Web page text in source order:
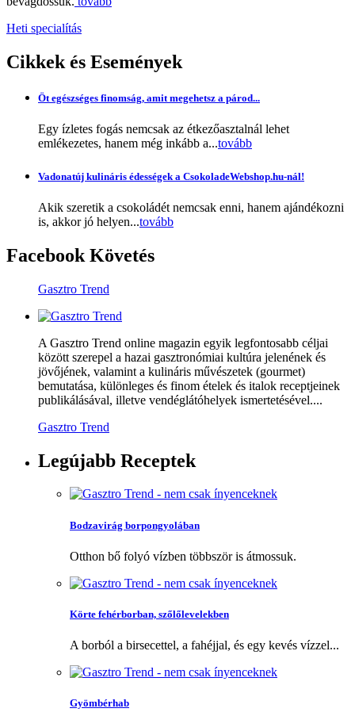
Heti specialítás
Cikkek és Események
Öt egészséges finomság, amit megehetsz a párod...
Egy ízletes fogás nemcsak az étkezőasztalnál lehet
emlékezetes, hanem még inkább a...tovább
Vadonatúj kulináris édességek a CsokoladeWebshop.hu-nál!
Akik szeretik a csokoládét nemcsak enni, hanem ajándékozni
is, akkor jó helyen...tovább
Facebook Követés
Gasztro Trend
A Gasztro Trend online magazin egyik legfontosabb céljai
között szerepel a hazai gasztronómiai kultúra jelenének és
jövőjének, valamint a kulináris művészetek (gourmet)
bemutatása, különleges és finom ételek és italok receptjeinek
publikálásával, illetve vendéglátóhelyek ismertetésével....
Gasztro Trend
Legújabb Receptek
Bodzavirág borpongyolában
Otthon bő folyó vízben többször is átmossuk.
Körte fehérborban, szőlőlevelekben
A borból a birsecettel, a fahéjjal, és egy kevés vízzel...
Gyömbérhab